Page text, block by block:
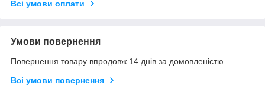
Всі умови оплати
Умови повернення
Повернення товару впродовж 14 днів за домовленістю
Всі умови повернення